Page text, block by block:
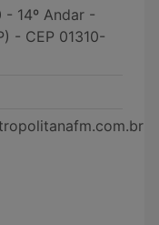
- 14º Andar -
- CEP 01310-